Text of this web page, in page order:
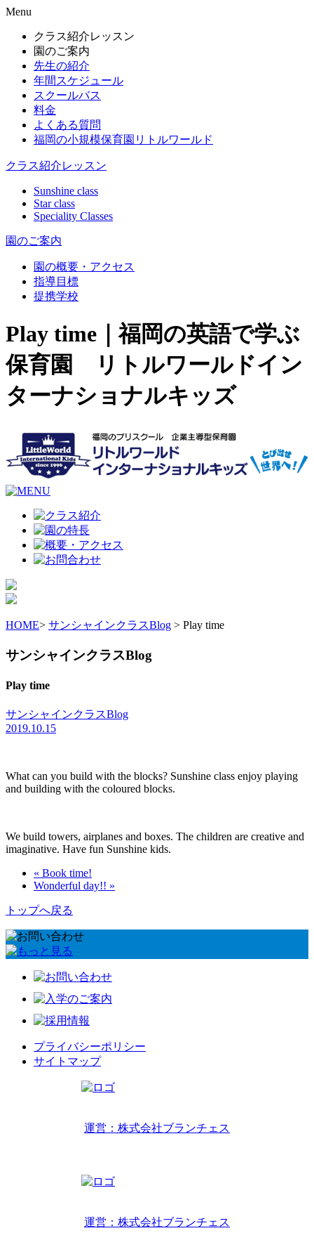
Menu
クラス紹介レッスン
園のご案内
先生の紹介
年間スケジュール
スクールバス
料金
よくある質問
福岡の小規模保育園リトルワールド
クラス紹介レッスン
Sunshine class
Star class
Speciality Classes
園のご案内
園の概要・アクセス
指導目標
提携学校
Play time｜福岡の英語で学ぶ
保育園 リトルワールドイン
ターナショナルキッズ
HOME> サンシャインクラスBlog > Play time
サンシャインクラスBlog
Play time
サンシャインクラスBlog
2019.10.15
What can you build with the blocks? Sunshine class enjoy playing
and building with the coloured blocks.
We build towers, airplanes and boxes. The children are creative and
imaginative. Have fun Sunshine kids.
« Book time!
Wonderful day!! »
トップへ戻る
プライバシーポリシー
サイトマップ
運営：株式会社ブランチェス
運営：株式会社ブランチェス